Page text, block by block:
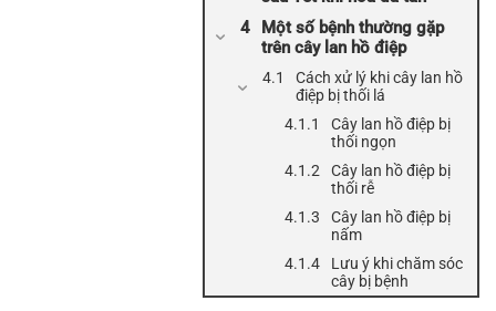
Một số bệnh thường gặp
trên cây lan hồ điệp
Cách xử lý khi cây lan hồ
điệp bị thối lá
Cây lan hồ điệp bị
thối ngọn
Cây lan hồ điệp bị
thối rễ
Cây lan hồ điệp bị
nấm
Lưu ý khi chăm sóc
cây bị bệnh